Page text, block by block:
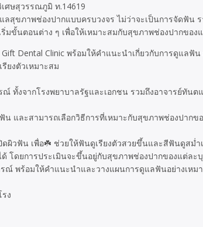
ศษสุวรรณภูมิ ท.14619
สุขภาพช่องปากแบบครบวงจร ไม่ว่าจะเป็นการจัดฟั
มขั้นตอนต่าง ๆ เพื่อให้เหมาะสมกับสุขภาพช่องปากของ
Dental Clinic พร้อมให้คำแนะนำเกี่ยวกับการดูแลฟั
ยงตัวเหมาะสม
ทั้งจากโรงพยาบาลรัฐและเอกชน รวมถึงอาจารย์ทัน
และสามารถเลือกวิธีการที่เหมาะกับสุขภาพช่องปากข
ผิวฟัน เพื่อ☘️ ช่วยให้ฟันดูเรียงตัวสวยขึ้นและสีฟันดูส
โดยการประเมินจะขึ้นอยู่กับสุขภาพช่องปากของแต่ละ
พร้อมให้คำแนะนำและวางแผนการดูแลฟันอย่างเหม
ง